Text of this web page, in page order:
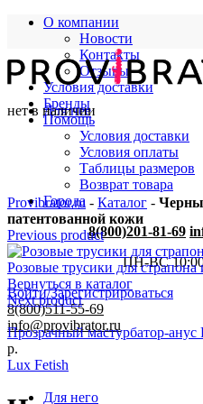
О компании
Новости
Контакты
Отзывы
Условия доставки
Бренды
Помощь
Условия доставки
Условия оплаты
Таблицы размеров
Возврат товара
Города
8(800)201-81-69
ПН-ВС
Войти/Зарегистрироваться
8(800)511-55-69
info@provibrator.ru
Для нее
Для него
нет в наличии
Provibrator.ru - Каталог -
патентованной кожи
Previous product
Розовые трусики для
Вернуться в каталог
Next product
Прозрачный мастурбатор-анус
р.
Lux Fetish